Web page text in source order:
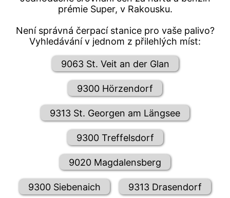
prémie Super, v Rakousku.
Není správná čerpací stanice pro vaše palivo?
Vyhledávání v jednom z přilehlých míst:
9063 St. Veit an der Glan
9300 Hörzendorf
9313 St. Georgen am Längsee
9300 Treffelsdorf
9020 Magdalensberg
9300 Siebenaich 9313 Drasendorf